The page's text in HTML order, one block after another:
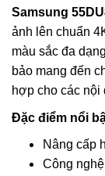
Samsung
ảnh lên chuẩn
màu sắc đa
bảo mang đến
hợp cho các nội
Đặc điểm nổi
Nâng cấp
Công